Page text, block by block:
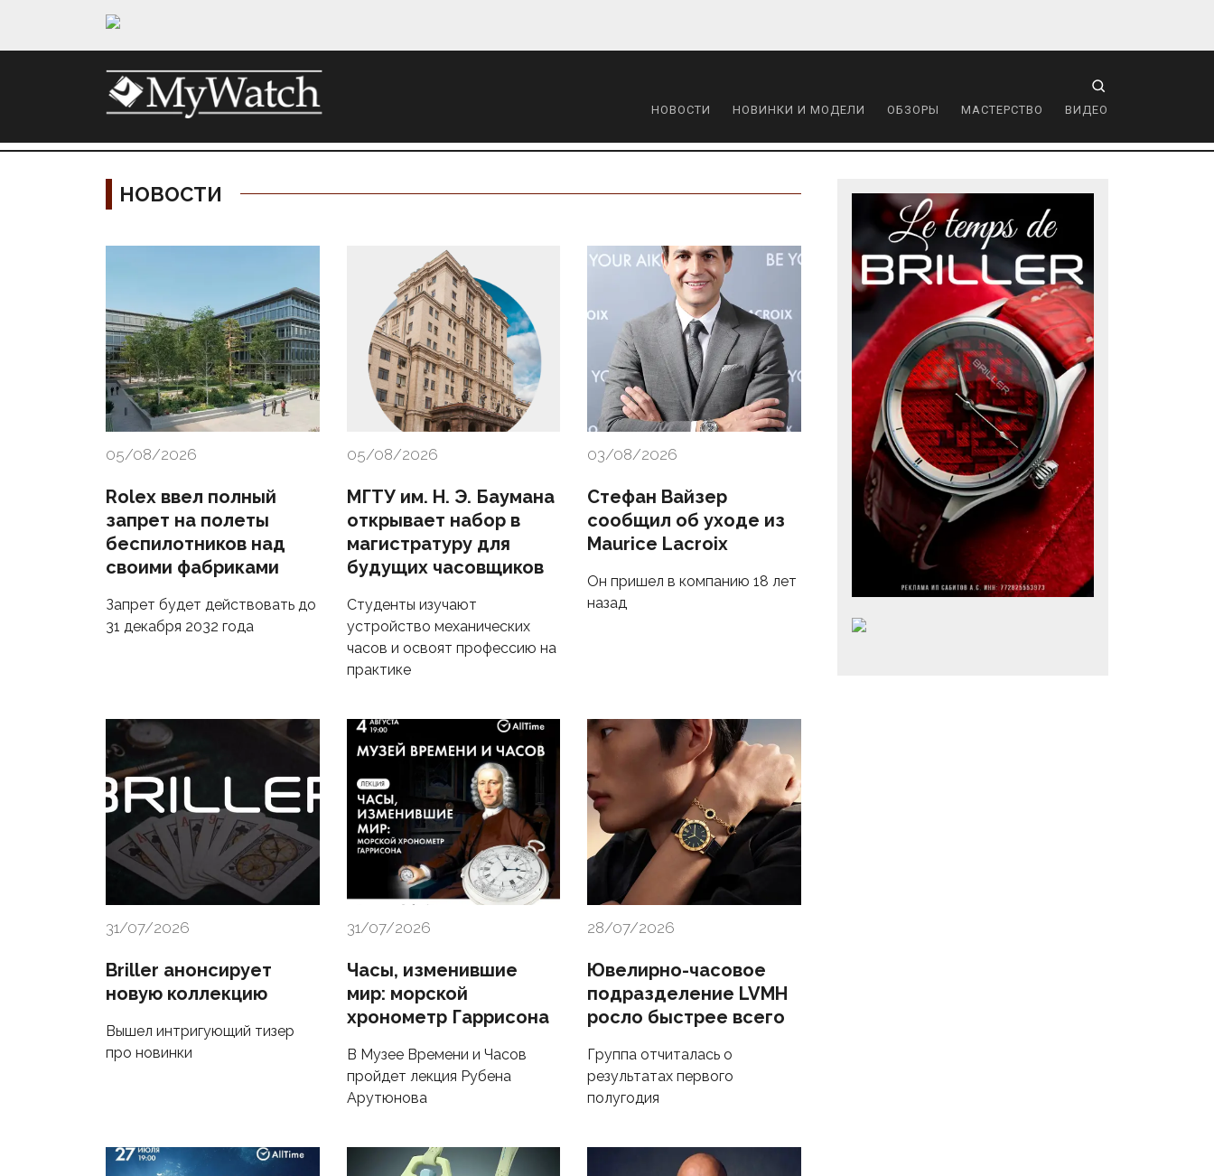
НОВОСТИ НОВИНКИ И МОДЕЛИ ОБЗОРЫ МАСТЕРСТВО ВИДЕО
НОВОСТИ
05/08/2026
Rolex ввел полный
запрет на полеты
беспилотников над
своими фабриками
Запрет будет действовать до
31 декабря 2032 года
05/08/2026
МГТУ им. Н. Э. Баумана
открывает набор в
магистратуру для
будущих часовщиков
Студенты изучают
устройство механических
часов и освоят профессию на
практике
03/08/2026
Стефан Вайзер
сообщил об уходе из
Maurice Lacroix
Он пришел в компанию 18 лет
назад
31/07/2026
Briller анонсирует
новую коллекцию
Вышел интригующий тизер
про новинки
31/07/2026
Часы, изменившие
мир: морской
хронометр Гаррисона
В Музее Времени и Часов
пройдет лекция Рубена
Арутюнова
28/07/2026
Ювелирно-часовое
подразделение LVMH
росло быстрее всего
Группа отчиталась о
результатах первого
полугодия